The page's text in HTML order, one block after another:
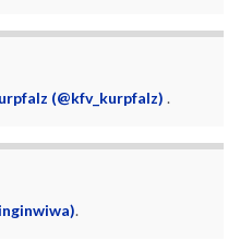
(@kfv_kurpfalz) .
.